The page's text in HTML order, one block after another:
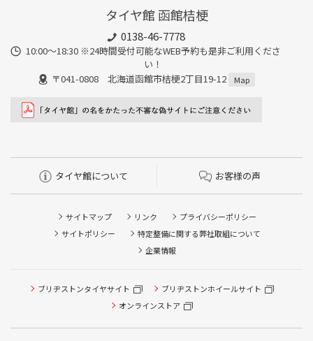
タイヤ館 函館桔梗
0138-46-7778
10:00～18:30 ※24時間受付可能なWEB予約も是非ご利用くださ
い！
〒041-0808 北海道函館市桔梗2丁目19-12
Map
タイヤ館について お客様の声
サイトマップ リンク
プライバシーポリシー
サイトポリシー
特定整備に関する弊社取組について
企業情報
ブリヂストンタイヤサイト
ブリヂストンホイールサイト
オンラインストア
タイヤ点検・安全点検/タイヤ履き替え/オイル交換/その他
ピット作業の予約